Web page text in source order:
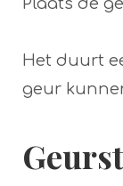
Het duurt
geur